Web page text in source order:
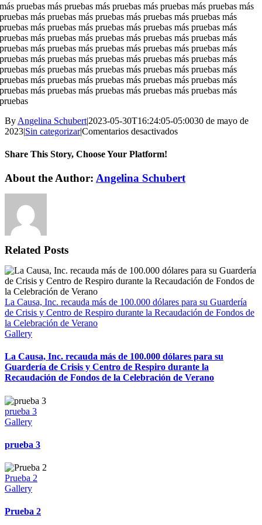
más pruebas más pruebas más pruebas más pruebas más pruebas más
pruebas más pruebas más pruebas más pruebas más pruebas más
pruebas más pruebas más pruebas más pruebas más pruebas más
pruebas más pruebas más pruebas más pruebas más pruebas más
pruebas más pruebas más pruebas más pruebas más pruebas más
pruebas más pruebas más pruebas más pruebas más pruebas más
pruebas más pruebas más pruebas más pruebas más pruebas más
pruebas más pruebas más pruebas más pruebas más pruebas más
pruebas más pruebas más pruebas más pruebas más pruebas más
pruebas
By Angelina Schubert|2023-05-30T16:24:05-05:0030 de mayo de
2023|Sin categorizar|Comentarios desactivadosen
Share This Story, Choose Your Platform!
Facebook
X
Reddit
LinkedIn
WhatsApp
Tumblr
Pinterest
Vk
Xing
Email
About the Author: Angelina Schubert
Related Posts
La Causa, Inc. recauda más de 100.000 dólares para su Guardería
de Crisis y Centro de Respiro durante la Recaudación de Fondos de
la Celebración de Verano
Gallery
La Causa, Inc. recauda más de 100.000 dólares para su
Guardería de Crisis y Centro de Respiro durante la
Recaudación de Fondos de la Celebración de Verano
prueba 3
Gallery
prueba 3
Prueba 2
Gallery
Prueba 2